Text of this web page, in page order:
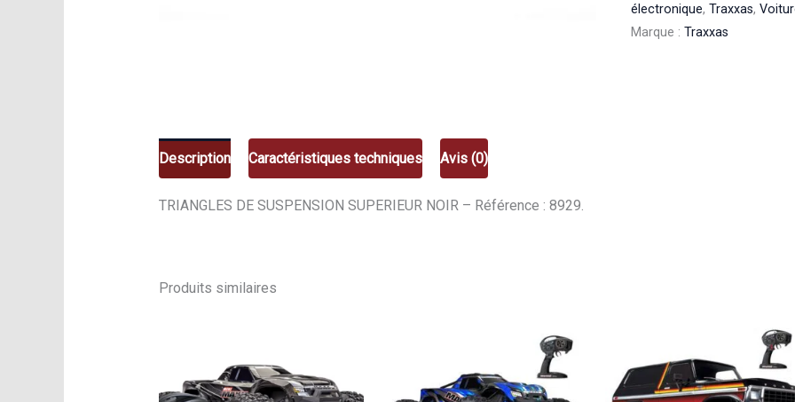
De
Suspension
électronique,Traxxas,
Marque :Traxxas
Description Caractéristiques techniques Avis (0)
TRIANGLES DE SUSPENSION SUPERIEUR NOIR – Référence : 8929.
Produits similaires